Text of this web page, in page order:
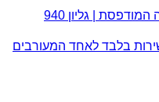
| גליון 940
בלבד לאחד המעורבים